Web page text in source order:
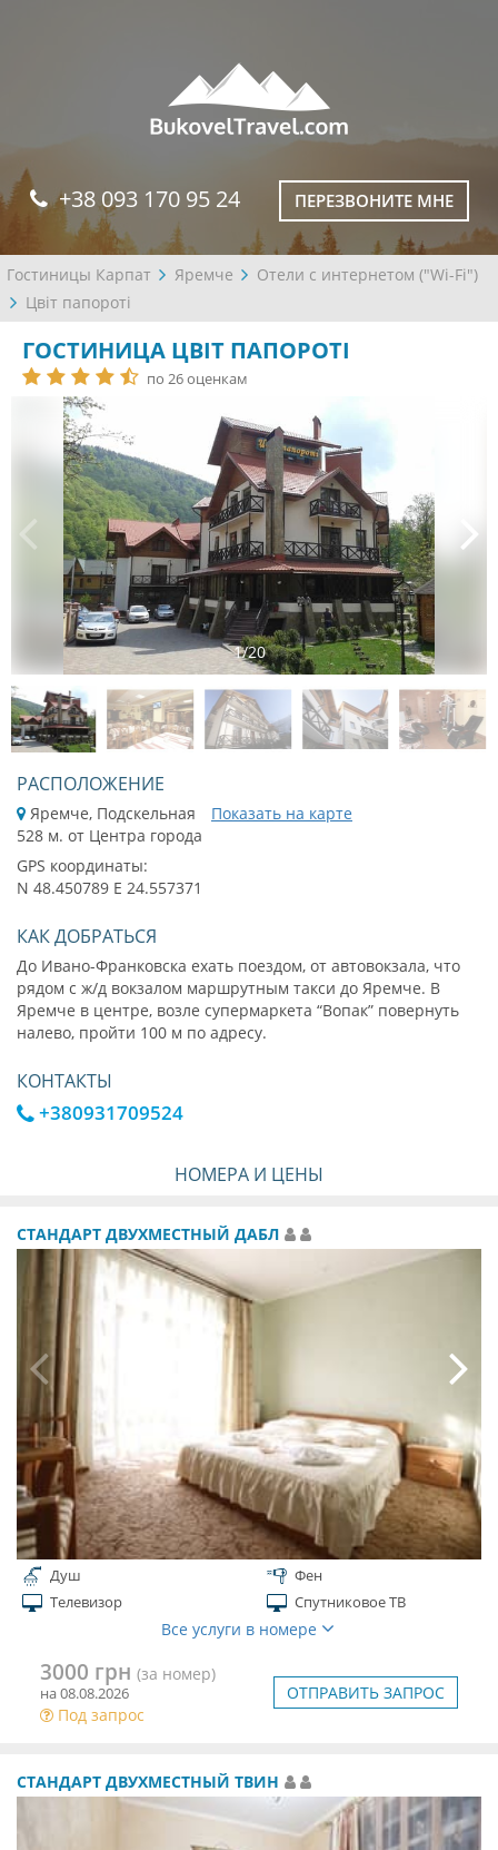
+38 093 170 95 24 ПЕРЕЗВОНИТЕ МНЕ
Гостиницы Карпат Яремче
Отели с интернетом ("Wi-Fi")
Цвіт папороті
ГОСТИНИЦА ЦВІТ ПАПОРОТІ
по 26 оценкам
1/20
РАСПОЛОЖЕНИЕ
Яремче, Подскельная
Показать на карте
528 м. от Центра города
GPS координаты:
N 48.450789 E 24.557371
КАК ДОБРАТЬСЯ
До Ивано-Франковска ехать поездом, от автовокзала, что
рядом с ж/д вокзалом маршрутным такси до Яремче. В
Яремче в центре, возле супермаркета “Вопак” повернуть
налево, пройти 100 м по адресу.
КОНТАКТЫ
+380931709524
НОМЕРА И ЦЕНЫ
СТАНДАРТ ДВУХМЕСТНЫЙ ДАБЛ
Душ
Фен
Телевизор
Спутниковое ТВ
Все услуги в номере
3000 грн (за номер)
на 08.08.2026
Под запрос
ОТПРАВИТЬ ЗАПРОС
СТАНДАРТ ДВУХМЕСТНЫЙ ТВИН